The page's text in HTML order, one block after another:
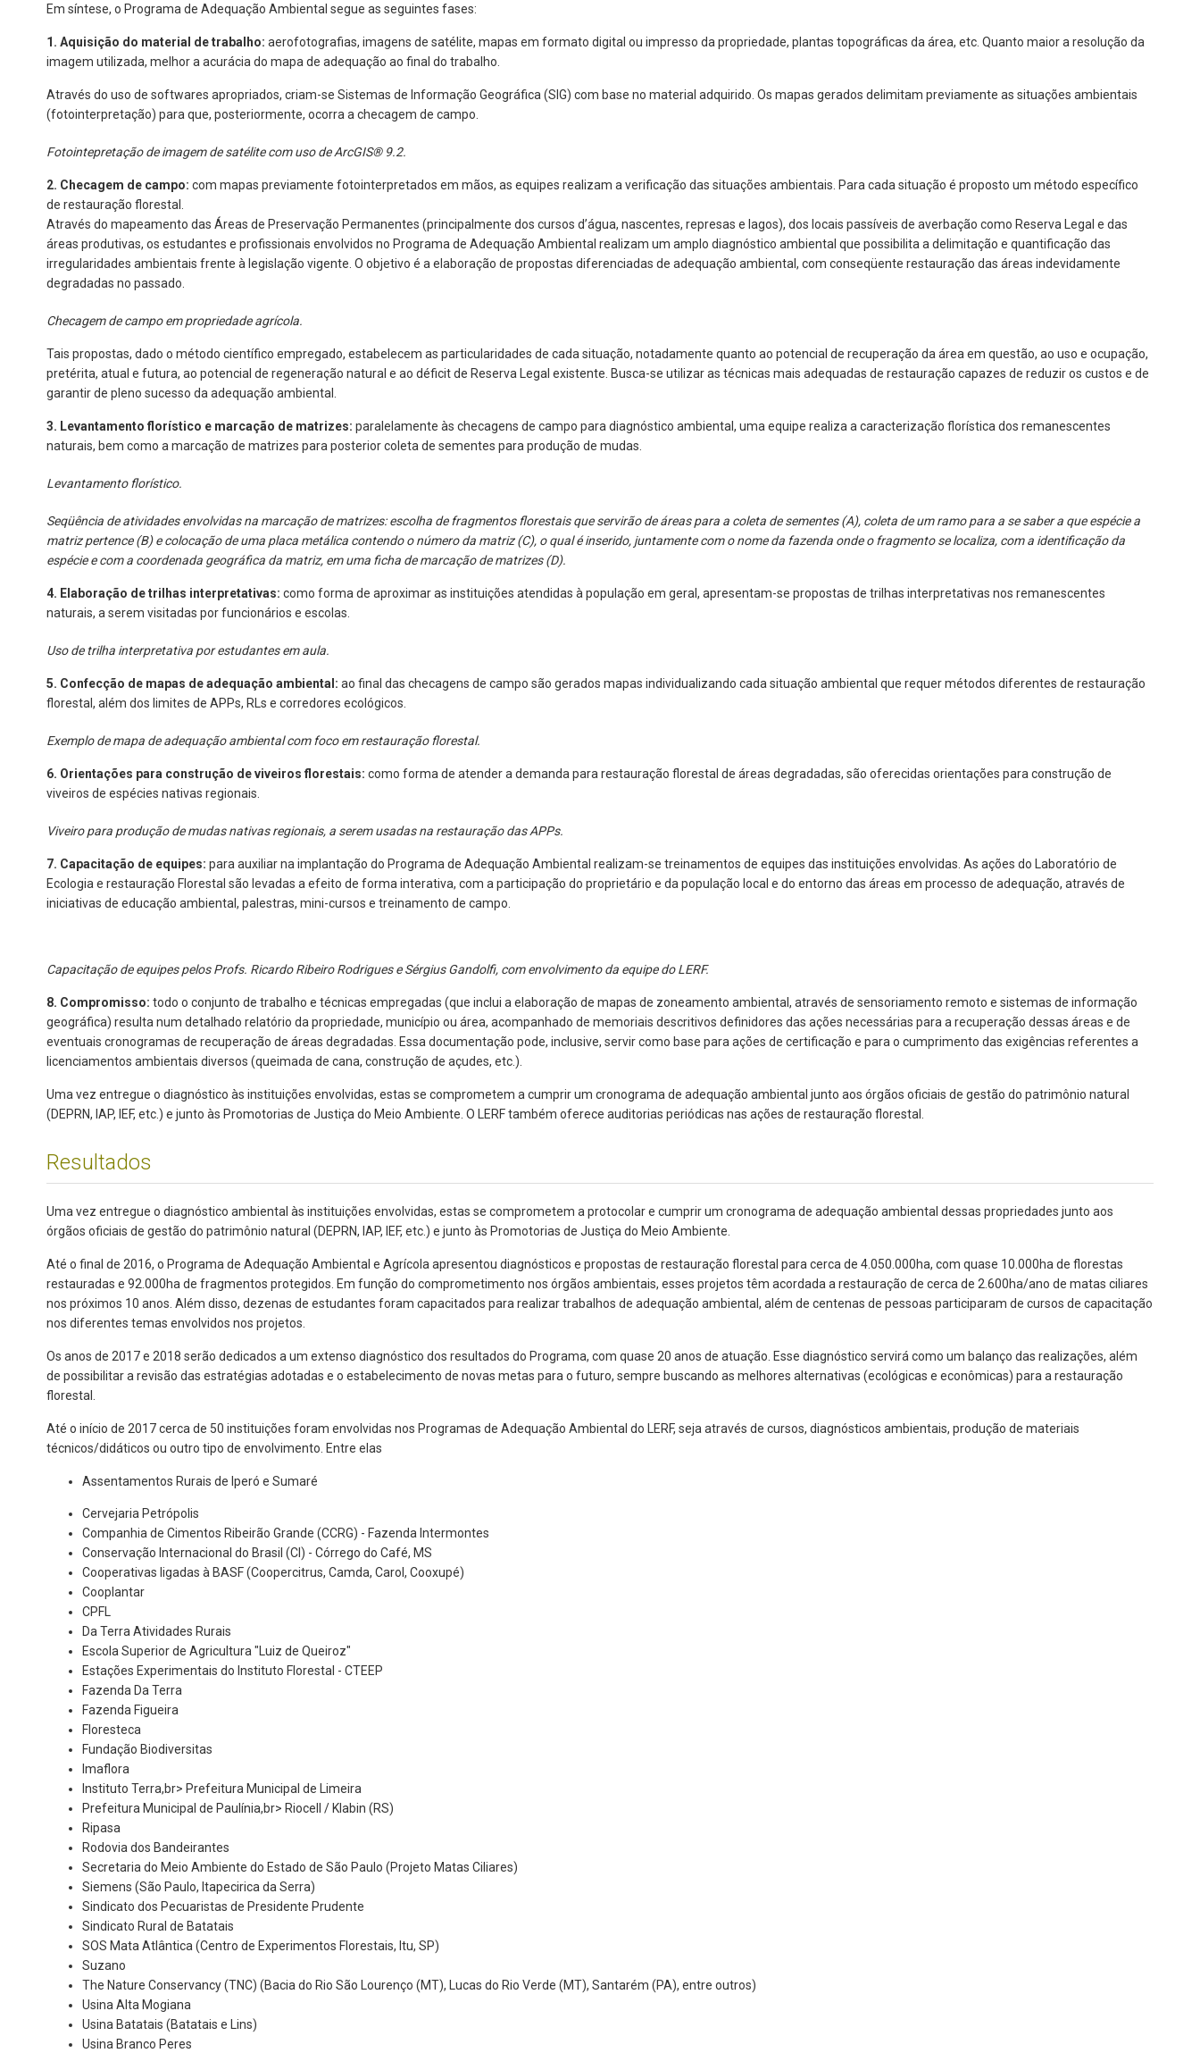
Em síntese, o Programa de Adequação Ambiental segue as seguintes fases:
1. Aquisição do material de trabalho: aerofotografias, imagens de satélite, mapas em formato digital ou impresso da propriedade, plantas topográficas da área, etc. Quanto maior a resolução da
imagem utilizada, melhor a acurácia do mapa de adequação ao final do trabalho.
Através do uso de softwares apropriados, criam-se Sistemas de Informação Geográfica (SIG) com base no material adquirido. Os mapas gerados delimitam previamente as situações ambientais
(fotointerpretação) para que, posteriormente, ocorra a checagem de campo.
Fotointepretação de imagem de satélite com uso de ArcGIS® 9.2.
2. Checagem de campo: com mapas previamente fotointerpretados em mãos, as equipes realizam a verificação das situações ambientais. Para cada situação é proposto um método específico
de restauração florestal.
Através do mapeamento das Áreas de Preservação Permanentes (principalmente dos cursos d’água, nascentes, represas e lagos), dos locais passíveis de averbação como Reserva Legal e das
áreas produtivas, os estudantes e profissionais envolvidos no Programa de Adequação Ambiental realizam um amplo diagnóstico ambiental que possibilita a delimitação e quantificação das
irregularidades ambientais frente à legislação vigente. O objetivo é a elaboração de propostas diferenciadas de adequação ambiental, com conseqüente restauração das áreas indevidamente
degradadas no passado.
Checagem de campo em propriedade agrícola.
Tais propostas, dado o método científico empregado, estabelecem as particularidades de cada situação, notadamente quanto ao potencial de recuperação da área em questão, ao uso e ocupação,
pretérita, atual e futura, ao potencial de regeneração natural e ao déficit de Reserva Legal existente. Busca-se utilizar as técnicas mais adequadas de restauração capazes de reduzir os custos e de
garantir de pleno sucesso da adequação ambiental.
3. Levantamento florístico e marcação de matrizes: paralelamente às checagens de campo para diagnóstico ambiental, uma equipe realiza a caracterização florística dos remanescentes
naturais, bem como a marcação de matrizes para posterior coleta de sementes para produção de mudas.
Levantamento florístico.
Seqüência de atividades envolvidas na marcação de matrizes: escolha de fragmentos florestais que servirão de áreas para a coleta de sementes (A), coleta de um ramo para a se saber a que espécie a
matriz pertence (B) e colocação de uma placa metálica contendo o número da matriz (C), o qual é inserido, juntamente com o nome da fazenda onde o fragmento se localiza, com a identificação da
espécie e com a coordenada geográfica da matriz, em uma ficha de marcação de matrizes (D).
4. Elaboração de trilhas interpretativas: como forma de aproximar as instituições atendidas à população em geral, apresentam-se propostas de trilhas interpretativas nos remanescentes
naturais, a serem visitadas por funcionários e escolas.
Uso de trilha interpretativa por estudantes em aula.
5. Confecção de mapas de adequação ambiental: ao final das checagens de campo são gerados mapas individualizando cada situação ambiental que requer métodos diferentes de restauração
florestal, além dos limites de APPs, RLs e corredores ecológicos.
Exemplo de mapa de adequação ambiental com foco em restauração florestal.
6. Orientações para construção de viveiros florestais: como forma de atender a demanda para restauração florestal de áreas degradadas, são oferecidas orientações para construção de
viveiros de espécies nativas regionais.
Viveiro para produção de mudas nativas regionais, a serem usadas na restauração das APPs.
7. Capacitação de equipes: para auxiliar na implantação do Programa de Adequação Ambiental realizam-se treinamentos de equipes das instituições envolvidas. As ações do Laboratório de
Ecologia e restauração Florestal são levadas a efeito de forma interativa, com a participação do proprietário e da população local e do entorno das áreas em processo de adequação, através de
iniciativas de educação ambiental, palestras, mini-cursos e treinamento de campo.
Capacitação de equipes pelos Profs. Ricardo Ribeiro Rodrigues e Sérgius Gandolfi, com envolvimento da equipe do LERF.
8. Compromisso: todo o conjunto de trabalho e técnicas empregadas (que inclui a elaboração de mapas de zoneamento ambiental, através de sensoriamento remoto e sistemas de informação
geográfica) resulta num detalhado relatório da propriedade, município ou área, acompanhado de memoriais descritivos definidores das ações necessárias para a recuperação dessas áreas e de
eventuais cronogramas de recuperação de áreas degradadas. Essa documentação pode, inclusive, servir como base para ações de certificação e para o cumprimento das exigências referentes a
licenciamentos ambientais diversos (queimada de cana, construção de açudes, etc.).
Uma vez entregue o diagnóstico às instituições envolvidas, estas se comprometem a cumprir um cronograma de adequação ambiental junto aos órgãos oficiais de gestão do patrimônio natural
(DEPRN, IAP, IEF, etc.) e junto às Promotorias de Justiça do Meio Ambiente. O LERF também oferece auditorias periódicas nas ações de restauração florestal.
Resultados
Uma vez entregue o diagnóstico ambiental às instituições envolvidas, estas se comprometem a protocolar e cumprir um cronograma de adequação ambiental dessas propriedades junto aos
órgãos oficiais de gestão do patrimônio natural (DEPRN, IAP, IEF, etc.) e junto às Promotorias de Justiça do Meio Ambiente.
Até o final de 2016, o Programa de Adequação Ambiental e Agrícola apresentou diagnósticos e propostas de restauração florestal para cerca de 4.050.000ha, com quase 10.000ha de florestas
restauradas e 92.000ha de fragmentos protegidos. Em função do comprometimento nos órgãos ambientais, esses projetos têm acordada a restauração de cerca de 2.600ha/ano de matas ciliares
nos próximos 10 anos. Além disso, dezenas de estudantes foram capacitados para realizar trabalhos de adequação ambiental, além de centenas de pessoas participaram de cursos de capacitação
nos diferentes temas envolvidos nos projetos.
Os anos de 2017 e 2018 serão dedicados a um extenso diagnóstico dos resultados do Programa, com quase 20 anos de atuação. Esse diagnóstico servirá como um balanço das realizações, além
de possibilitar a revisão das estratégias adotadas e o estabelecimento de novas metas para o futuro, sempre buscando as melhores alternativas (ecológicas e econômicas) para a restauração
florestal.
Até o início de 2017 cerca de 50 instituições foram envolvidas nos Programas de Adequação Ambiental do LERF, seja através de cursos, diagnósticos ambientais, produção de materiais
técnicos/didáticos ou outro tipo de envolvimento. Entre elas
Assentamentos Rurais de Iperó e Sumaré
Cervejaria Petrópolis
Companhia de Cimentos Ribeirão Grande (CCRG) - Fazenda Intermontes
Conservação Internacional do Brasil (CI) - Córrego do Café, MS
Cooperativas ligadas à BASF (Coopercitrus, Camda, Carol, Cooxupé)
Cooplantar
CPFL
Da Terra Atividades Rurais
Escola Superior de Agricultura "Luiz de Queiroz"
Estações Experimentais do Instituto Florestal - CTEEP
Fazenda Da Terra
Fazenda Figueira
Floresteca
Fundação Biodiversitas
Imaflora
Instituto Terra,br> Prefeitura Municipal de Limeira
Prefeitura Municipal de Paulínia,br> Riocell / Klabin (RS)
Ripasa
Rodovia dos Bandeirantes
Secretaria do Meio Ambiente do Estado de São Paulo (Projeto Matas Ciliares)
Siemens (São Paulo, Itapecirica da Serra)
Sindicato dos Pecuaristas de Presidente Prudente
Sindicato Rural de Batatais
SOS Mata Atlântica (Centro de Experimentos Florestais, Itu, SP)
Suzano
The Nature Conservancy (TNC) (Bacia do Rio São Lourenço (MT), Lucas do Rio Verde (MT), Santarém (PA), entre outros)
Usina Alta Mogiana
Usina Batatais (Batatais e Lins)
Usina Branco Peres